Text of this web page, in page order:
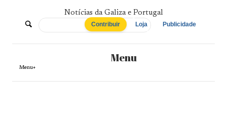
De
Norte
a
Notícias da Galiza e Portugal
Contribuir Loja Publicidade
Menu
Menu+